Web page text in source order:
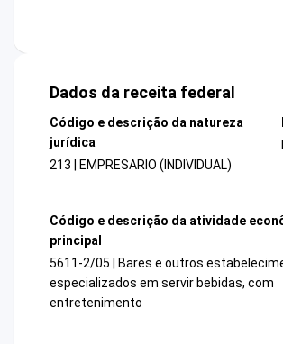
Dados da receita federal
Código e descrição da natureza
jurídica
213 | EMPRESARIO (INDIVIDUAL)
Código e descrição da atividade
principal
5611-2/05 | Bares e outros
especializados em servir bebidas, com
entretenimento